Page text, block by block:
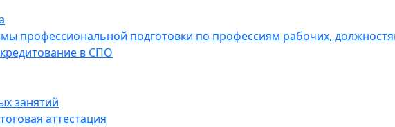
профессиональной подготовки по профессиям рабочих,
в СПО
занятий
аттестация